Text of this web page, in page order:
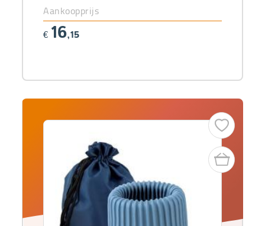
Aankoopprijs
€ 16,15